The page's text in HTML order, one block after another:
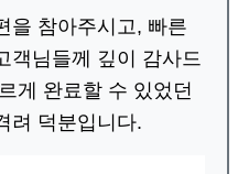
을 참아주시고, 빠른
객님들께 깊이 감사드
게 완료할 수 있었던
려 덕분입니다.